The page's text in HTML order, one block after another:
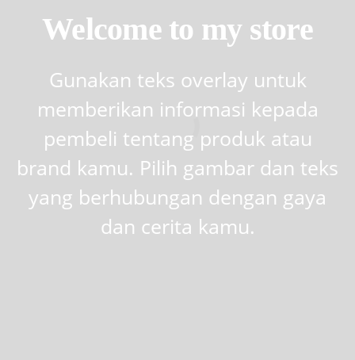
Welcome to my store
Gunakan teks overlay untuk
memberikan informasi kepada
pembeli tentang produk atau
brand kamu. Pilih gambar dan teks
yang berhubungan dengan gaya
dan cerita kamu.